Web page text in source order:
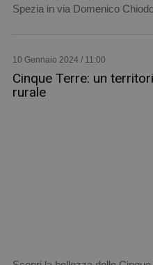
Spezia in via Domenico
10 Gennaio 2024 / 11:00
Cinque Terre: un
rurale